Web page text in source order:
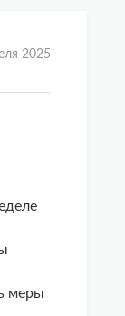
2025
меры